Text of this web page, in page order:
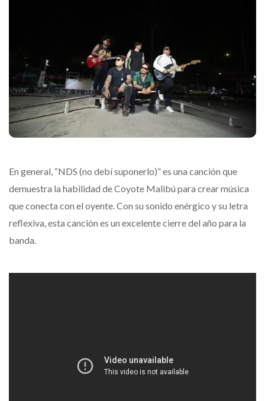
En general, “NDS (no debí suponerlo)” es una canción que
demuestra la habilidad de Coyote Malibú para crear música
que conecta con el oyente. Con su sonido enérgico y su letra
reflexiva, esta canción es un excelente cierre del año para la
banda.